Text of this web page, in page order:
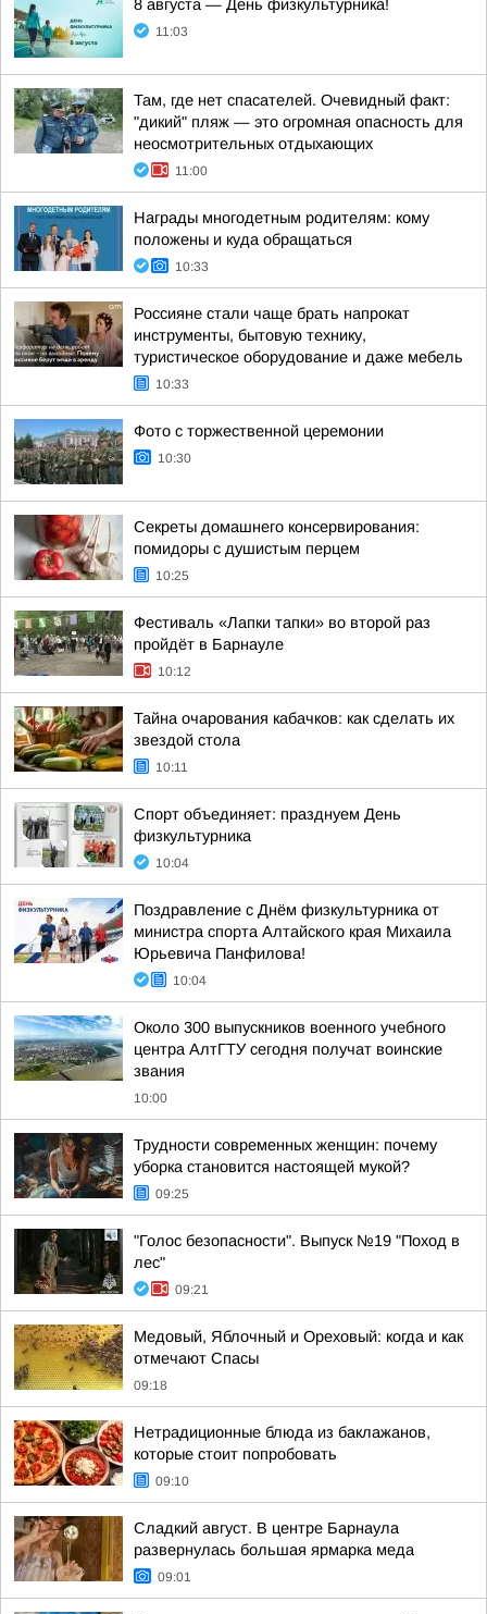
8 августа — День физкультурника!
11:03
Там, где нет спасателей. Очевидный факт:
"дикий" пляж — это огромная опасность для
неосмотрительных отдыхающих
11:00
Награды многодетным родителям: кому
положены и куда обращаться
10:33
Россияне стали чаще брать напрокат
инструменты, бытовую технику,
туристическое оборудование и даже мебель
10:33
Фото с торжественной церемонии
10:30
Секреты домашнего консервирования:
помидоры с душистым перцем
10:25
Фестиваль «Лапки тапки» во второй раз
пройдёт в Барнауле
10:12
Тайна очарования кабачков: как сделать их
звездой стола
10:11
Спорт объединяет: празднуем День
физкультурника
10:04
Поздравление с Днём физкультурника от
министра спорта Алтайского края Михаила
Юрьевича Панфилова!
10:04
Около 300 выпускников военного учебного
центра АлтГТУ сегодня получат воинские
звания
10:00
Трудности современных женщин: почему
уборка становится настоящей мукой?
09:25
"Голос безопасности". Выпуск №19 "Поход в
лес"
09:21
Медовый, Яблочный и Ореховый: когда и как
отмечают Спасы
09:18
Нетрадиционные блюда из баклажанов,
которые стоит попробовать
09:10
Сладкий август. В центре Барнаула
развернулась большая ярмарка меда
09:01